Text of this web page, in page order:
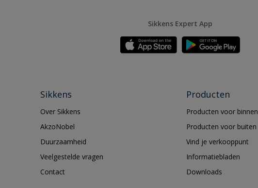
Sikkens Expert App
Sikkens
Over Sikkens
AkzoNobel
Duurzaamheid
Veelgestelde vragen
Contact
Producten
Producten voor binnen
Producten voor buiten
Vind je verkooppunt
Informatiebladen
Downloads